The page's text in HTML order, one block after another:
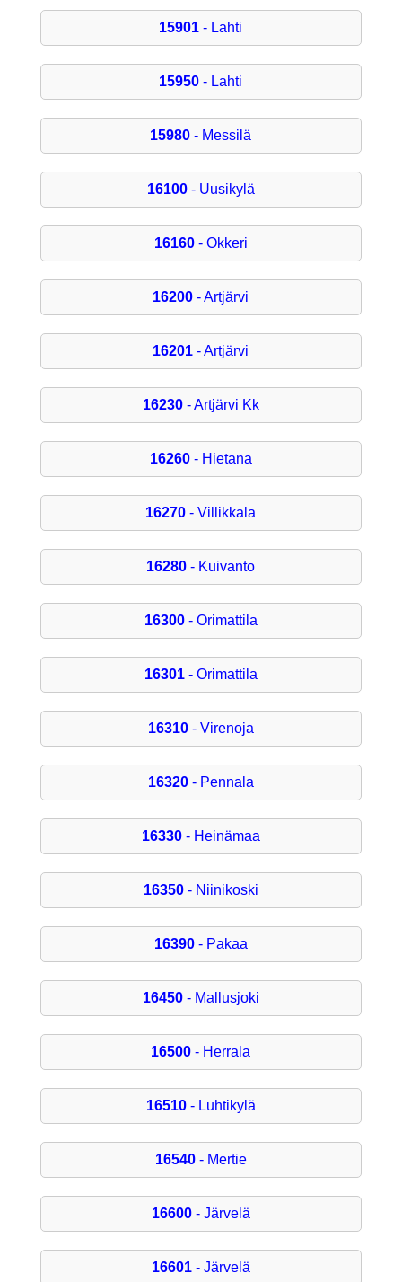
15901 - Lahti
15950 - Lahti
15980 - Messilä
16100- Uusikylä
16160- Okkeri
16200 - Artjärvi
16201 - Artjärvi
16230- Artjärvi Kk
16260- Hietana
16270 - Villikkala
16280 - Kuivanto
16300- Orimattila
16301- Orimattila
16310- Virenoja
16320- Pennala
16330- Heinämaa
16350- Niinikoski
16390- Pakaa
16450- Mallusjoki
16500 - Herrala
16510- Luhtikylä
16540- Mertie
16600- Järvelä
16601- Järvelä